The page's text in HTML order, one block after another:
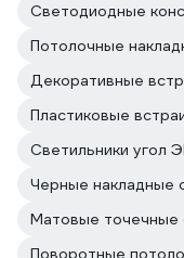
Светодиодные
Потолочные
Декоративные
Пластиковые
Светильники угол
Черные накладные
Матовые точечные
Поворотные